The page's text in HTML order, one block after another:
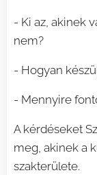
- Ki az, akinek
nem?
- Hogyan
- Mennyire
A kérdéseket
meg, akinek a
szakterülete.